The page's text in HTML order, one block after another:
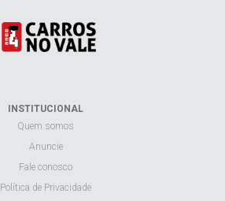
INSTITUCIONAL
Quem somos
Anuncie
Fale conosco
Política de Privacidade